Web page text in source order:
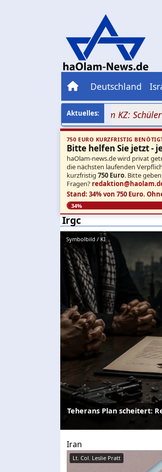
Deutschland
im KZ: Schüler
750 EURO KURZFRISTIG
Bitte helfen Sie jetzt -
haOlam-news.de wird privat
die nächsten laufenden
kurzfristig 750 Euro. Bitte
Fragen?
Stand: 34% von 750 Euro.
34%
Irgc
Symbolbild / KI
Teherans Plan scheitert:
Iran
Lt. Col. Leslie Pratt